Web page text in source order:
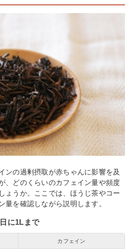
ンの過剰摂取が赤ちゃんに影響を及
、どのくらいのカフェイン量や頻度
ょうか。ここでは、ほうじ茶やコー
量を確認しながら説明します。
に1Lまで
カフェイン